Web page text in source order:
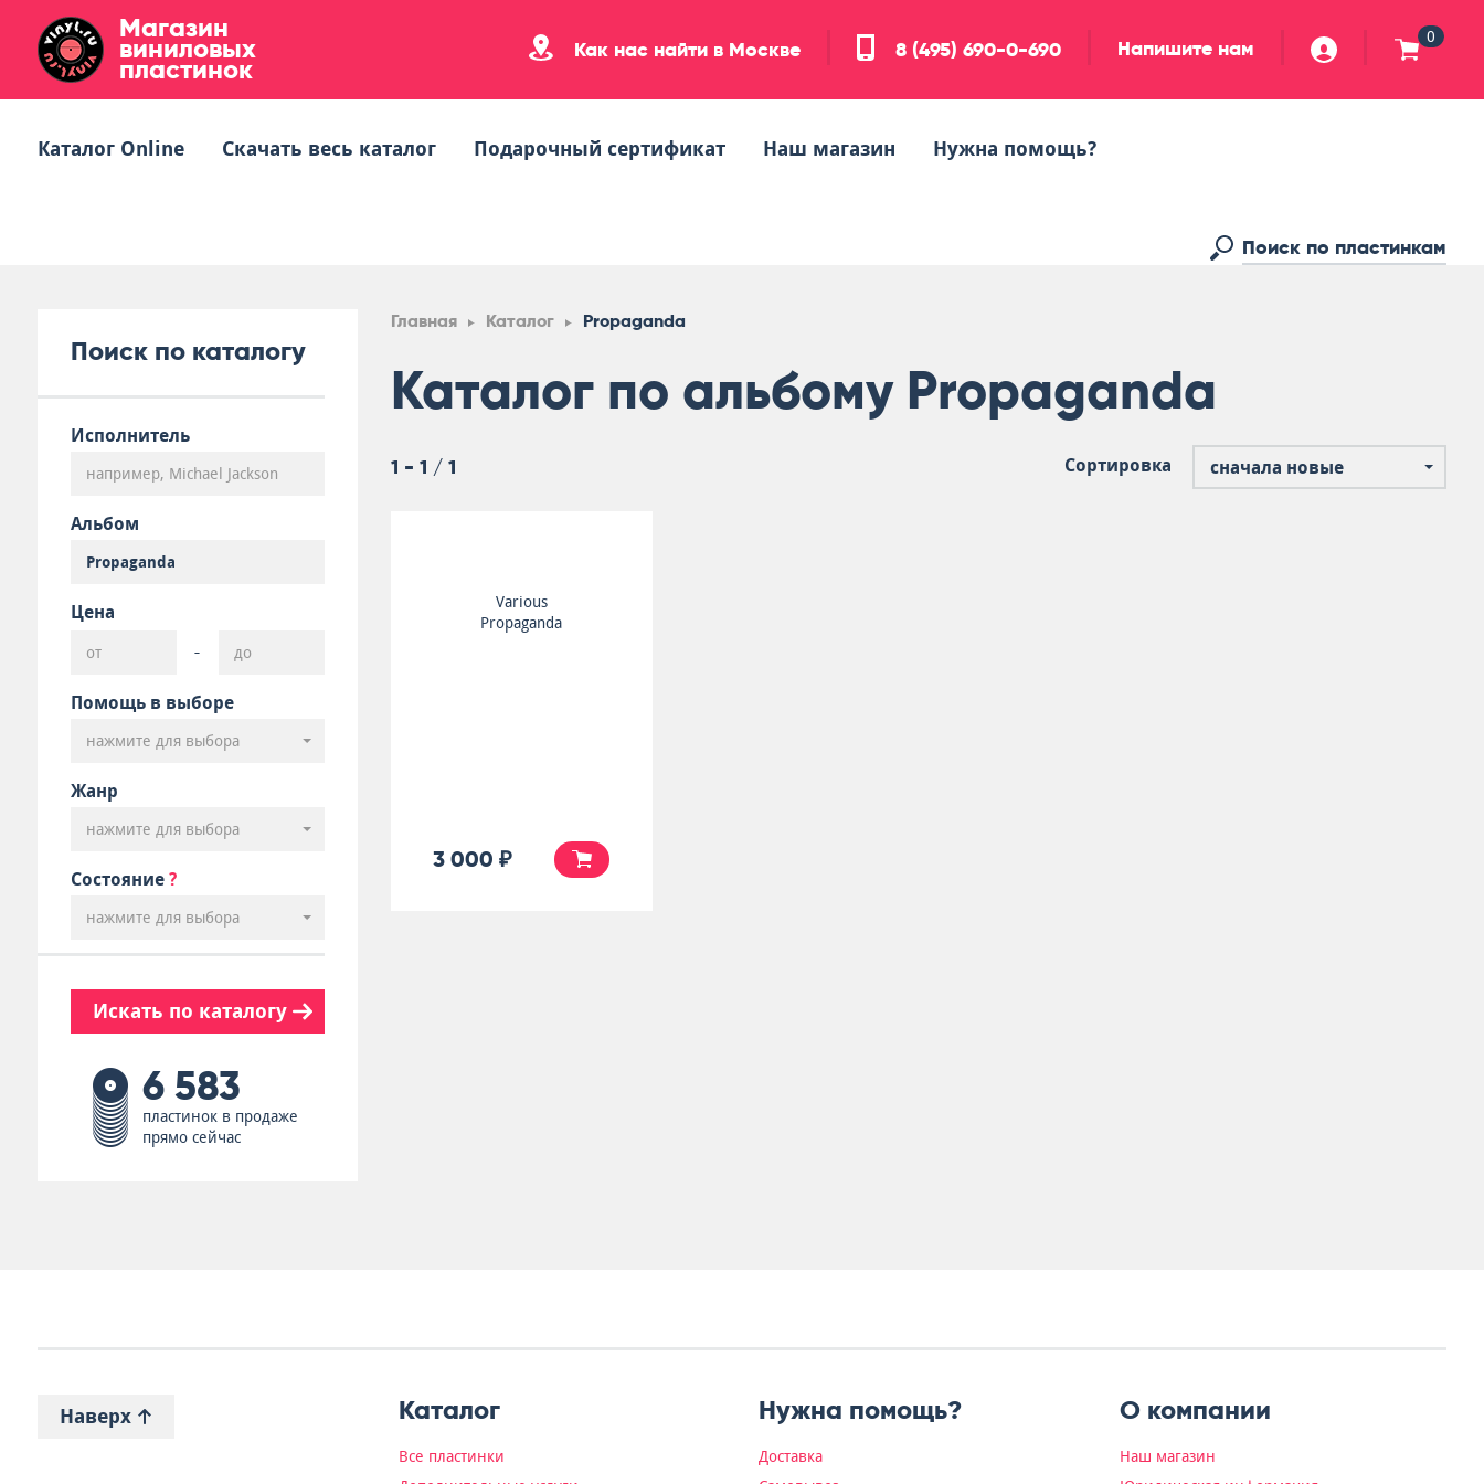
Магазин
виниловых
пластинок
Как нас найти в Москве 8 (495) 690-0-690 Напишите нам 0
Каталог Online Скачать весь каталог Подарочный сертификат Наш магазин Нужна помощь?
Поиск по каталогу
Исполнитель
Альбом
Цена
-
Помощь в выборе
нажмите для выбора
Жанр
нажмите для выбора
Состояние ?
нажмите для выбора
Искать по каталогу
6 583
пластинок в продаже
прямо сейчас
Главная Каталог Propaganda
Каталог по альбому Propaganda
1 - 1 / 1 Сортировка сначала новые
Various
Propaganda
3 000 ₽
Наверх Каталог
Все пластинки
Нужна помощь?
Доставка
О компании
Наш магазин